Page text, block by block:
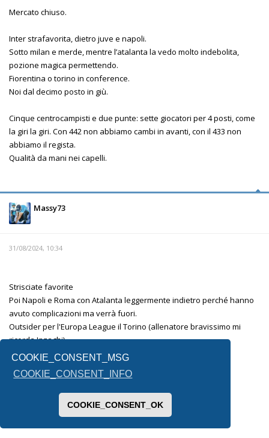
COOKIE_CONSENT_MSG
COOKIE_CONSENT_INFO
COOKIE_CONSENT_OK
Mercato chiuso.
Inter strafavorita, dietro juve e napoli.
Sotto milan e merde, mentre l’atalanta la vedo molto indebolita,
pozione magica permettendo.
Fiorentina o torino in conference.
Noi dal decimo posto in giù.
Cinque centrocampisti e due punte: sette giocatori per 4 posti, come
la giri la giri. Con 442 non abbiamo cambi in avanti, con il 433 non
abbiamo il regista.
Qualità da mani nei capelli.
Massy73
31/08/2024, 10:34
Strisciate favorite
Poi Napoli e Roma con Atalanta leggermente indietro perché hanno
avuto complicazioni ma verrà fuori.
Outsider per l'Europa League il Torino (allenatore bravissimo mi
ricorda Inzaghi)
La fiorentina è l'altra incognita.
Lecce e Venezia mi sembrano messe male.
Per la terza retrocessa non saprei, forse il Monza .
Inviato dal mio SM-F731B utilizzando Tapatalk